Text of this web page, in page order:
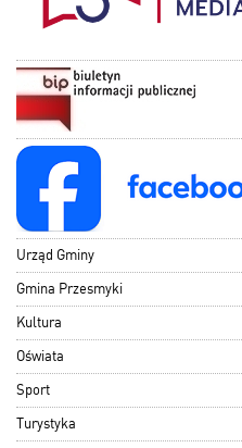
Urząd Gminy
Gmina Przesmyki
Kultura
Oświata
Sport
Turystyka